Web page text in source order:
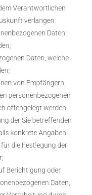
Verantwortlichen
verlangen:
Daten
Daten, welche
von Empfängern,
personenbezogenen
offengelegt werden;
der Sie betreffenden
konkrete Angaben
die Festlegung der
Berichtigung oder
Daten,